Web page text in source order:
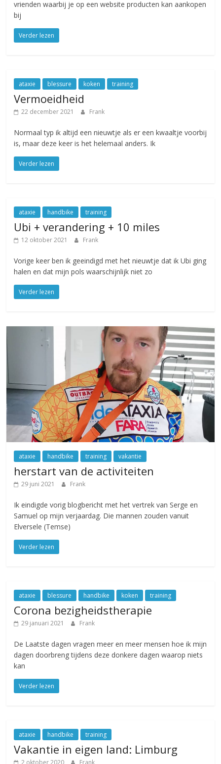
vrienden waarbij je op een website producten kan aankopen
bij
Verder lezen
ataxie blessure koken training
Vermoeidheid
22 december 2021 Frank
Normaal typ ik altijd een nieuwtje als er een kwaaltje voorbij
is, maar deze keer is het helemaal anders. Ik
Verder lezen
ataxie handbike training
Ubi + verandering + 10 miles
12 oktober 2021 Frank
Vorige keer ben ik geeindigd met het nieuwtje dat ik Ubi ging
halen en dat mijn pols waarschijnlijk niet zo
Verder lezen
ataxie handbike training vakantie
herstart van de activiteiten
29 juni 2021 Frank
Ik eindigde vorig blogbericht met het vertrek van Serge en
Samuel op mijn verjaardag. Die mannen zouden vanuit
Elversele (Temse)
Verder lezen
ataxie blessure handbike koken training
Corona bezigheidstherapie
29 januari 2021 Frank
De Laatste dagen vragen meer en meer mensen hoe ik mijn
dagen doorbreng tijdens deze donkere dagen waarop niets
kan
Verder lezen
ataxie handbike training
Vakantie in eigen land: Limburg
2 oktober 2020 Frank